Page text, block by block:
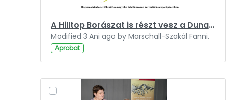
A Hilltop Borászat is részt vesz a Dunavin projektben.pdf
Modified 3 Ani ago by Marschall-Szakál Fanni.
Aprobat